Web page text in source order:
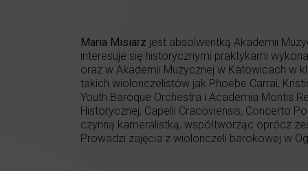
Maria Misiarz jest absolwentką Akademii
interesuje się historycznymi praktykami
oraz w Akademii Muzycznej w Katowicach w
takich wiolonczelistów jak Phoebe Carrai,
Youth Baroque Orchestra i Academia Montis
Historycznej, Capelli Cracoviensis, Concerto
czynną kameralistką, współtworząc oprócz
Prowadzi zajęcia z wiolonczeli barokowej w